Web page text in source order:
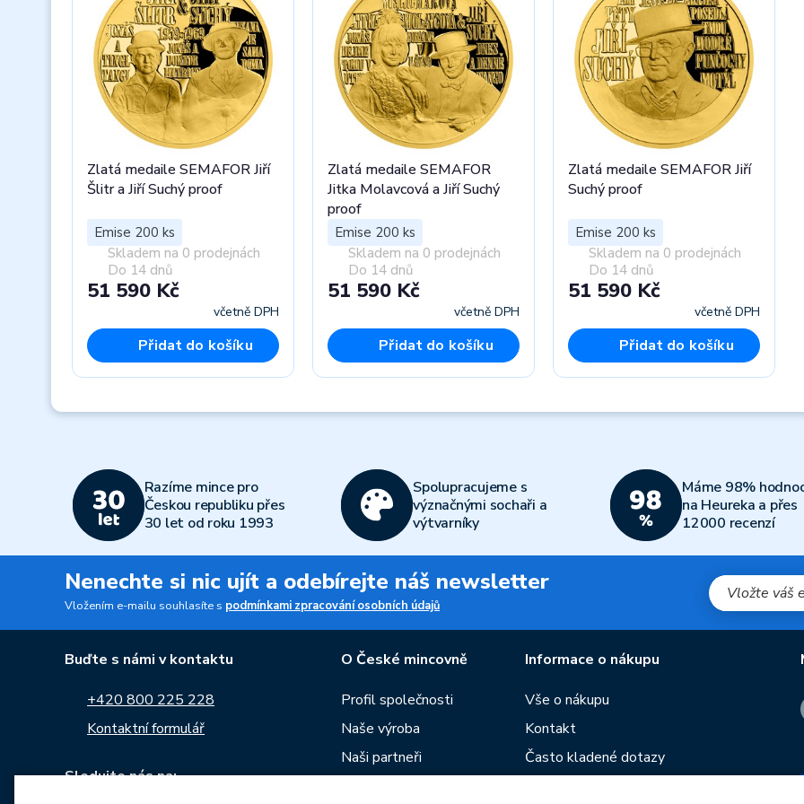
Zlatá medaile SEMAFOR Jiří
Šlitr a Jiří Suchý proof
Emise 200 ks
Skladem na 0 prodejnách
Do 14 dnů
51 590 Kč
včetně DPH
Přidat do košíku
Zlatá medaile SEMAFOR
Jitka Molavcová a Jiří Suchý
proof
Emise 200 ks
Skladem na 0 prodejnách
Do 14 dnů
51 590 Kč
včetně DPH
Přidat do košíku
Zlatá medaile SEMAFOR Jiří
Suchý proof
Emise 200 ks
Skladem na 0 prodejnách
Do 14 dnů
51 590 Kč
včetně DPH
Přidat do košíku
Razíme mince pro
Českou republiku přes
30 let od roku 1993
Spolupracujeme s
význačnými sochaři a
výtvarníky
Máme 98%
na Heureka a přes
12000 recenzí
Nenechte si nic ujít a odebírejte náš newsletter
Vložením e-mailu souhlasíte s podmínkami zpracování osobních údajů
Buďte s námi v kontaktu
+420 800 225 228
Kontaktní formulář
Sledujte nás na:
O České mincovně
Profil společnosti
Naše výroba
Naši partneři
Informace o nákupu
Vše o nákupu
Kontakt
Často kladené dotazy